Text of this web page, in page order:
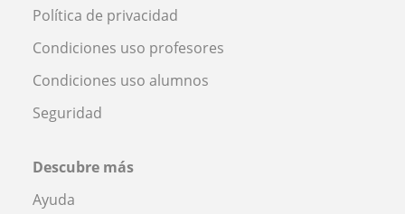
Política de privacidad
Condiciones uso profesores
Condiciones uso alumnos
Seguridad
Descubre más
Ayuda